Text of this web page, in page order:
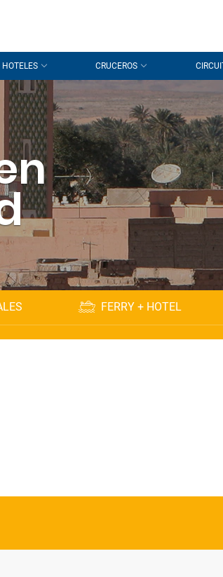
HOTELES CRUCEROS
FERRY + HOTEL